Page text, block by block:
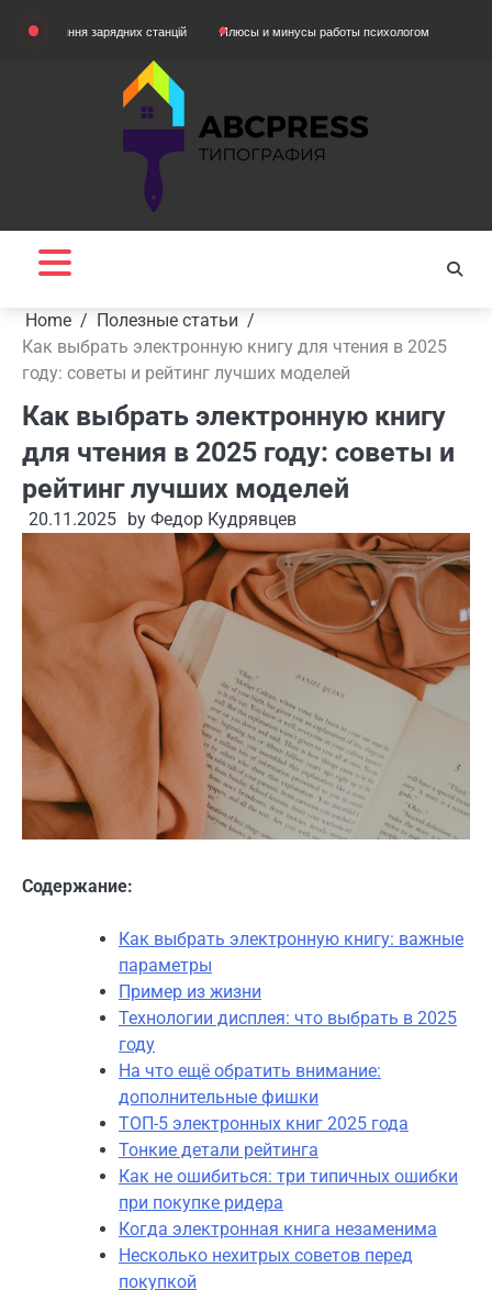
зарядних станцій Плюсы и минусы работы психологом Домашняя
Home
Полезные статьи
Как выбрать электронную книгу для чтения в 2025
году: советы и рейтинг лучших моделей
Как выбрать электронную книгу
для чтения в 2025 году: советы и
рейтинг лучших моделей
20.11.2025 by Федор Кудрявцев
Содержание:
Как выбрать электронную книгу: важные
параметры
Пример из жизни
Технологии дисплея: что выбрать в 2025
году
На что ещё обратить внимание:
дополнительные фишки
ТОП-5 электронных книг 2025 года
Тонкие детали рейтинга
Как не ошибиться: три типичных ошибки
при покупке ридера
Когда электронная книга незаменима
Несколько нехитрых советов перед
покупкой